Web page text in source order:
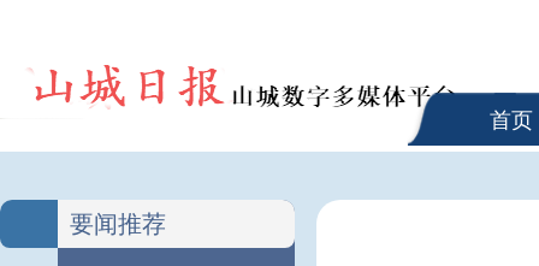
首页
要闻推荐